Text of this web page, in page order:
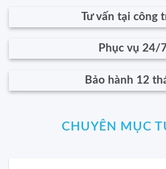
Tư vấn tại công
Phục vụ 24/7
Bảo hành 12
CHUYÊN MỤC